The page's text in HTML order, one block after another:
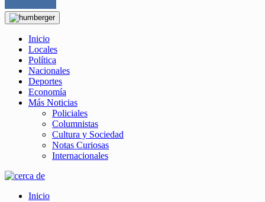
Inicio
Locales
Política
Nacionales
Deportes
Economía
Más Noticias
Policiales
Columnistas
Cultura y Sociedad
Notas Curiosas
Internacionales
Inicio